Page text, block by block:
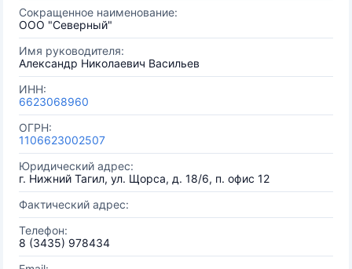
Сокращенное наименование:
ООО "Северный"
Имя руководителя:
Александр Николаевич Васильев
ИНН:
6623068960
ОГРН:
1106623002507
Юридический адрес:
г. Нижний Тагил, ул. Щорса, д. 18/6, п. офис 12
Фактический адрес:
Телефон:
8 (3435) 978434